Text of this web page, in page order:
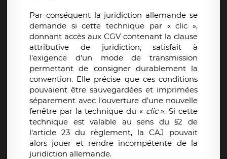
Par conséquent la juridiction allemande se
demande si cette technique par « clic »,
donnant accès aux CGV contenant la clause
attributive de juridiction, satisfait à
l'exigence d'un mode de transmission
permettant de consigner durablement la
convention. Elle précise que ces conditions
pouvaient être sauvegardées et imprimées
séparement avec l'ouverture d'une nouvelle
fenêtre par la technique du « clic». Si cette
technique est valable au sens du §2 de
l'article 23 du règlement, la CAJ pouvait
alors jouer et rendre incompétente de la
juridiction allemande.